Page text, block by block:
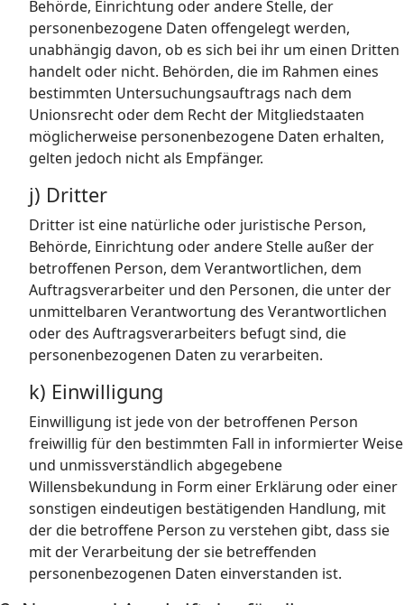
Behörde, Einrichtung oder andere Stelle, der
personenbezogene Daten offengelegt werden,
unabhängig davon, ob es sich bei ihr um einen Dritten
handelt oder nicht. Behörden, die im Rahmen eines
bestimmten Untersuchungsauftrags nach dem
Unionsrecht oder dem Recht der Mitgliedstaaten
möglicherweise personenbezogene Daten erhalten,
gelten jedoch nicht als Empfänger.
j) Dritter
Dritter ist eine natürliche oder juristische Person,
Behörde, Einrichtung oder andere Stelle außer der
betroffenen Person, dem Verantwortlichen, dem
Auftragsverarbeiter und den Personen, die unter der
unmittelbaren Verantwortung des Verantwortlichen
oder des Auftragsverarbeiters befugt sind, die
personenbezogenen Daten zu verarbeiten.
k) Einwilligung
Einwilligung ist jede von der betroffenen Person
freiwillig für den bestimmten Fall in informierter Weise
und unmissverständlich abgegebene
Willensbekundung in Form einer Erklärung oder einer
sonstigen eindeutigen bestätigenden Handlung, mit
der die betroffene Person zu verstehen gibt, dass sie
mit der Verarbeitung der sie betreffenden
personenbezogenen Daten einverstanden ist.